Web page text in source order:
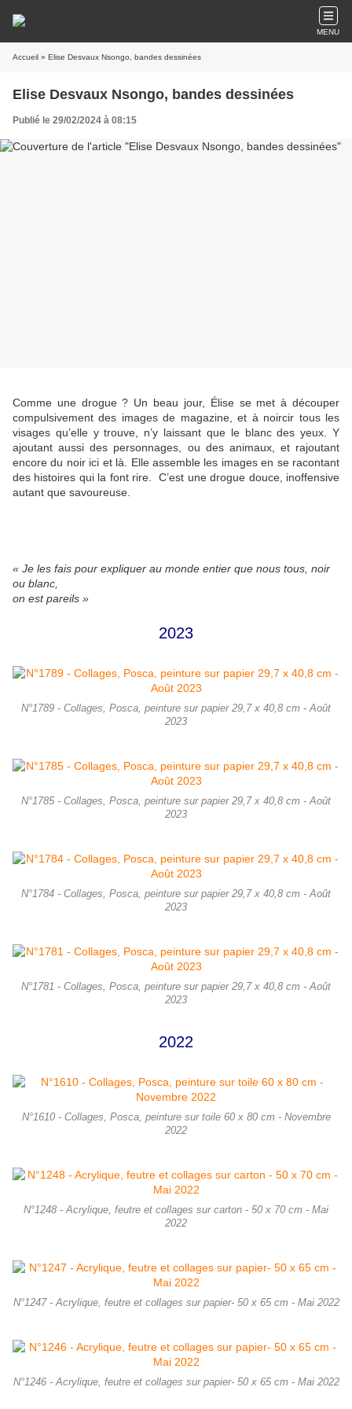
MENU
Accueil » Elise Desvaux Nsongo, bandes dessinées
Elise Desvaux Nsongo, bandes dessinées
Publié le 29/02/2024 à 08:15
Comme une drogue ? Un beau jour, Élise se met à découper
compulsivement des images de magazine, et à noircir tous les
visages qu’elle y trouve, n’y laissant que le blanc des yeux. Y
ajoutant aussi des personnages, ou des animaux, et rajoutant
encore du noir ici et là. Elle assemble les images en se racontant
des histoires qui la font rire. C’est une drogue douce, inoffensive
autant que savoureuse.
« Je les fais pour expliquer au monde entier que nous tous, noir
ou blanc,
on est pareils »
2023
N°1789 - Collages, Posca, peinture sur papier 29,7 x 40,8 cm - Août
2023
N°1785 - Collages, Posca, peinture sur papier 29,7 x 40,8 cm - Août
2023
N°1784 - Collages, Posca, peinture sur papier 29,7 x 40,8 cm - Août
2023
N°1781 - Collages, Posca, peinture sur papier 29,7 x 40,8 cm - Août
2023
2022
N°1610 - Collages, Posca, peinture sur toile 60 x 80 cm - Novembre
2022
N°1248 - Acrylique, feutre et collages sur carton - 50 x 70 cm - Mai
2022
N°1247 - Acrylique, feutre et collages sur papier- 50 x 65 cm - Mai 2022
N°1246 - Acrylique, feutre et collages sur papier- 50 x 65 cm - Mai 2022